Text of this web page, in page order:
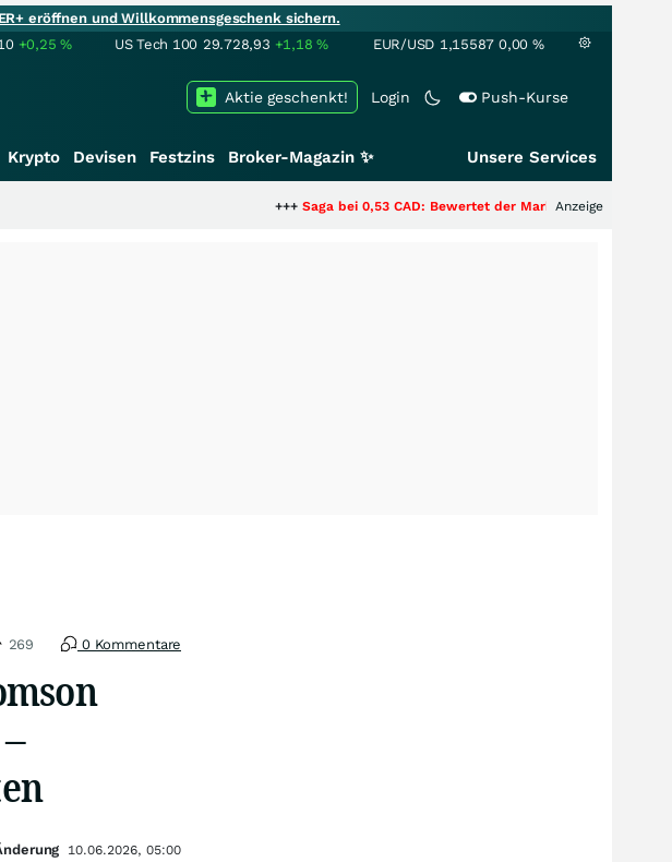
eröffnen und Willkommensgeschenk sichern.
+0,25% US Tech 100 29.728,93 +1,18% EUR/USD 1,15587 0,00 %
Login Push-Kurse
Aktie geschenkt!
Krypto Devisen Festzins Broker-Magazin ✨ Unsere Services
Saga bei 0,53 CAD: Bewertet der Markt noch immer nur die Hälfte
Anzeige
269 0 Kommentare
10.06.2026, 05:00